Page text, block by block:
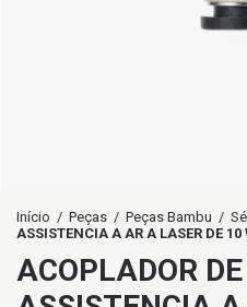
Início / Peças / Peças Bambu /
ASSISTENCIA A AR A LASER DE 10
ACOPLADOR